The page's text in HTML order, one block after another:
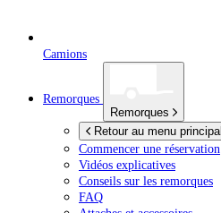
Camions
Remorques
Remorques
Retour au menu principal
Commencer une réservation
Vidéos explicatives
Conseils sur les remorques
FAQ